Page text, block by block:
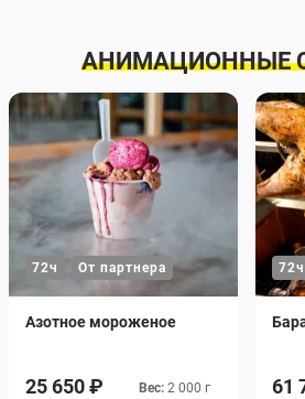
АНИМАЦИОННЫЕ
72ч От партнера
Азотное мороженое
25 650 ₽ Вес: 2 000 г
72ч
61